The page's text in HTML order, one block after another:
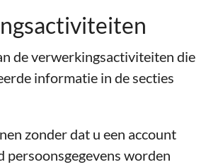
de verwerkingsactiviteiten die
informatie in de secties
zonder dat u een account
persoonsgegevens worden